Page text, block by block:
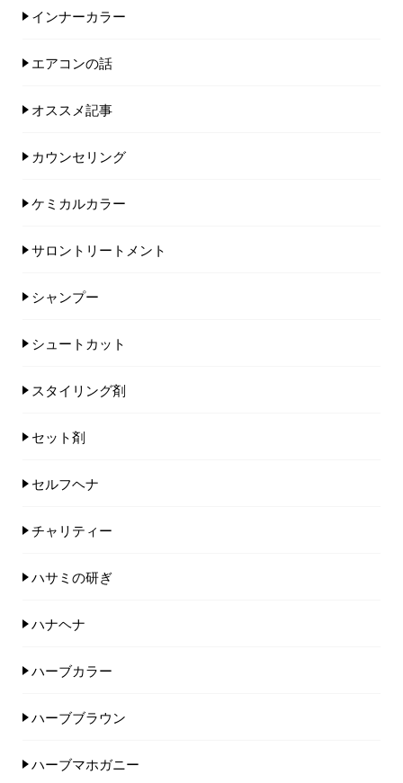
インナーカラー
エアコンの話
オススメ記事
カウンセリング
ケミカルカラー
サロントリートメント
シャンプー
シュートカット
スタイリング剤
セット剤
セルフヘナ
チャリティー
ハサミの研ぎ
ハナヘナ
ハーブカラー
ハーブブラウン
ハーブマホガニー